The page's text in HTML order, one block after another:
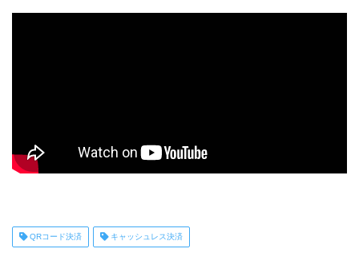
QRコード決済 キャッシュレス決済